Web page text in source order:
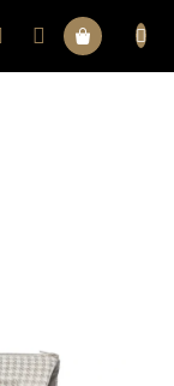
Nákupní